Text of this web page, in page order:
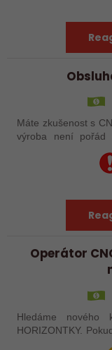
Máte zkušenost s
výroba není pořád
zakázkovou výrobu.
Operátor
Hledáme nového
HORIZONTKY.
orientujete se ve